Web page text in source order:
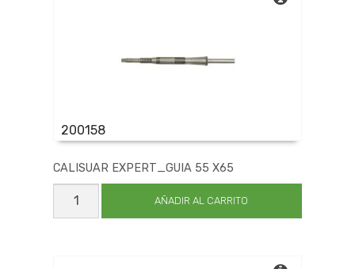
200158
CALISUAR EXPERT_GUIA 55 X65
CALISUAR
EXPERT_GUIA
AÑADIR AL CARRITO